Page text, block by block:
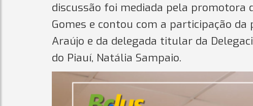
discussão foi mediada pela promotora
Gomes e contou com a participação
Araújo e da delegada titular da
do Piauí, Natália Sampaio.